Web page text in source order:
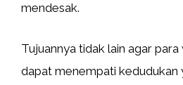
mendesak.
Tujuannya tidak lain agar para
dapat menempati kedudukan